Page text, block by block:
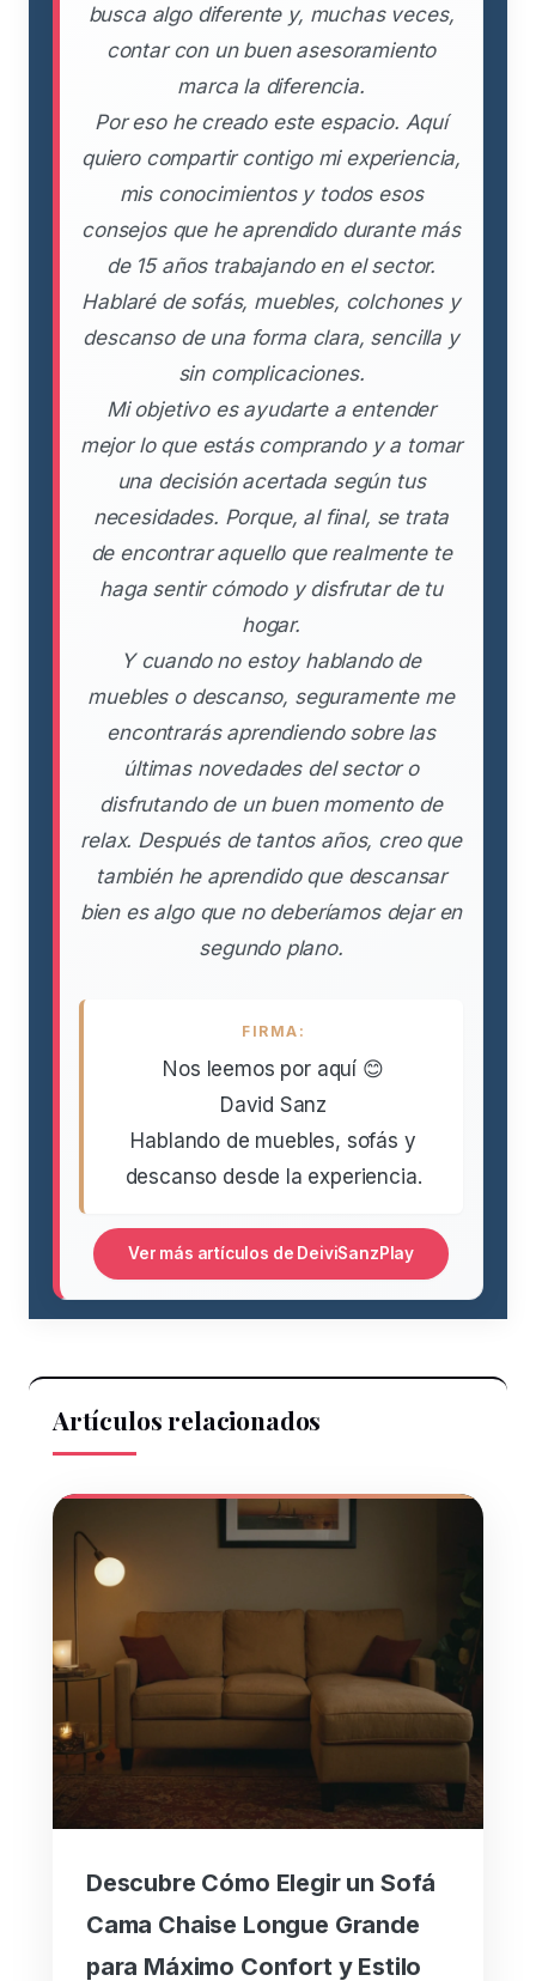
busca algo diferente y, muchas veces,
contar con un buen asesoramiento
marca la diferencia.
Por eso he creado este espacio. Aquí
quiero compartir contigo mi experiencia,
mis conocimientos y todos esos
consejos que he aprendido durante más
de 15 años trabajando en el sector.
Hablaré de sofás, muebles, colchones y
descanso de una forma clara, sencilla y
sin complicaciones.
Mi objetivo es ayudarte a entender
mejor lo que estás comprando y a tomar
una decisión acertada según tus
necesidades. Porque, al final, se trata
de encontrar aquello que realmente te
haga sentir cómodo y disfrutar de tu
hogar.
Y cuando no estoy hablando de
muebles o descanso, seguramente me
encontrarás aprendiendo sobre las
últimas novedades del sector o
disfrutando de un buen momento de
relax. Después de tantos años, creo que
también he aprendido que descansar
bien es algo que no deberíamos dejar en
segundo plano.
FIRMA:
Nos leemos por aquí 😊
David Sanz
Hablando de muebles, sofás y
descanso desde la experiencia.
Ver más artículos de DeiviSanzPlay
Artículos relacionados
Descubre Cómo Elegir un Sofá
Cama Chaise Longue Grande
para Máximo Confort y Estilo